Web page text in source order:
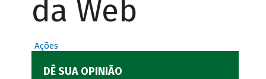
da Web
Ações
DÊ SUA OPINIÃO